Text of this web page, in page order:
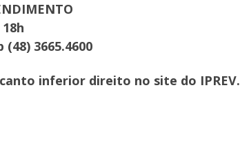
3665.4600
inferior direito no site do IPREV.